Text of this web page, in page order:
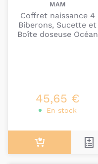
MAM
Coffret naissance 4
Biberons, Sucette et
Boîte doseuse Océan
45,65 €
En stock